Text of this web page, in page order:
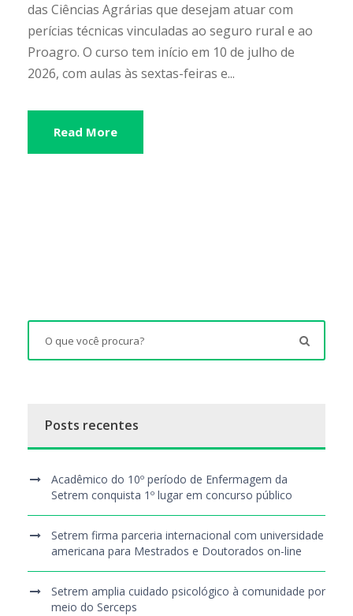
das Ciências Agrárias que desejam atuar com
perícias técnicas vinculadas ao seguro rural e ao
Proagro. O curso tem início em 10 de julho de
2026, com aulas às sextas-feiras e...
Read More
Posts recentes
Acadêmico do 10º período de Enfermagem da
Setrem conquista 1º lugar em concurso público
Setrem firma parceria internacional com universidade
americana para Mestrados e Doutorados on-line
Setrem amplia cuidado psicológico à comunidade por
meio do Serceps